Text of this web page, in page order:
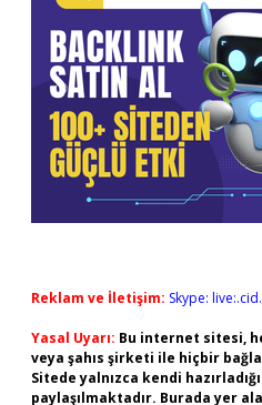
Reklam ve İletişim: Skype:
Yasal Uyarı: Bu internet sitesi,
veya şahıs şirketi ile hiçbir
Sitede yalnızca kendi
paylaşılmaktadır. Burada yer